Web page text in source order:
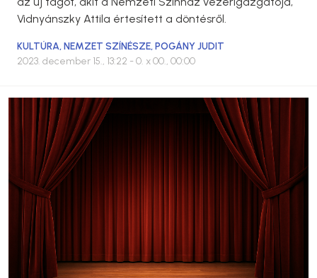
Vidnyánszky Attila értesített a döntésről.
KULTÚRA,NEMZET SZÍNÉSZE,POGÁNY JUDIT
2023. december 15., 13:22 - 0. x 00., 00:00